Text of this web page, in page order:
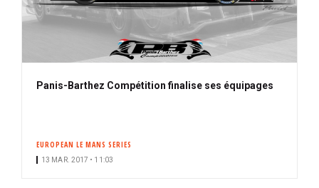
Panis-Barthez Compétition finalise ses équipages
EUROPEAN LE MANS SERIES
13 MAR. 2017 • 11:03